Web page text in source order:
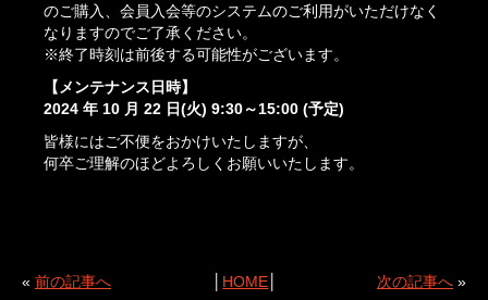
のご購入、会員入会等のシステムのご利用がいただけなく
なりますのでご了承ください。
※終了時刻は前後する可能性がございます。
【メンテナンス日時】
2024 年 10 月 22 日(火) 9:30～15:00 (予定)
皆様にはご不便をおかけいたしますが、
何卒ご理解のほどよろしくお願いいたします。
« 前の記事へ HOME 次の記事へ »